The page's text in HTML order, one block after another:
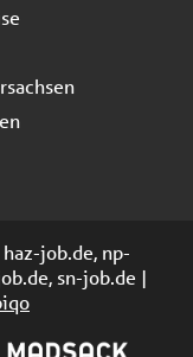
job.de, np-
sn-job.de |